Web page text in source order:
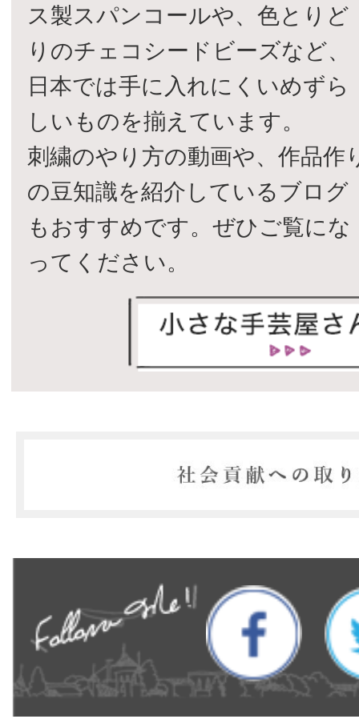
ス製スパンコールや、色とりど
りのチェコシードビーズなど、
日本では手に入れにくいめずら
しいものを揃えています。
刺繍のやり方の動画や、作品作
の豆知識を紹介しているブログ
もおすすめです。ぜひご覧にな
ってください。